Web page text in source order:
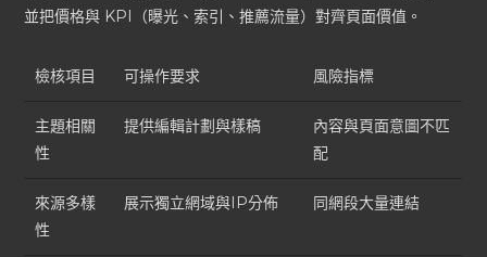
並把價格與 KPI（曝光、索引、推薦流量）對齊頁面價值。
檢核項目 可操作要求 風險指標
主題相關
性
提供編輯計劃與樣稿
內容與頁面意圖不匹
配
來源多樣
性
展示獨立網域與IP分佈 同網段大量連結